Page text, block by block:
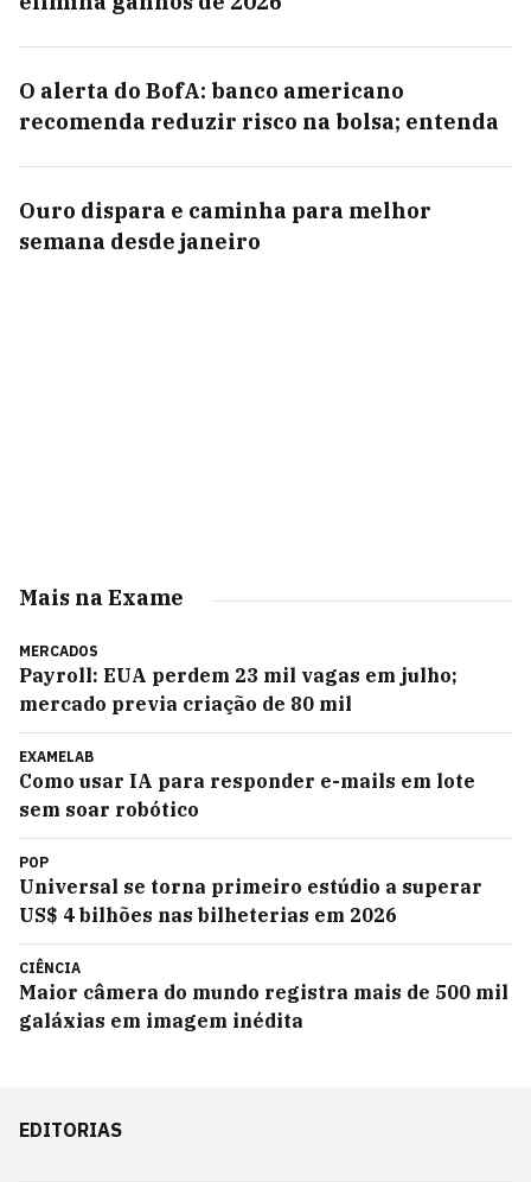
O alerta do BofA: banco americano
recomenda reduzir risco na bolsa; entenda
Ouro dispara e caminha para melhor
semana desde janeiro
Mais na Exame
MERCADOS
Payroll: EUA perdem 23 mil vagas em julho;
mercado previa criação de 80 mil
EXAMELAB
Como usar IA para responder e-mails em lote
sem soar robótico
POP
Universal se torna primeiro estúdio a superar
US$ 4 bilhões nas bilheterias em 2026
CIÊNCIA
Maior câmera do mundo registra mais de 500 mil
galáxias em imagem inédita
EDITORIAS